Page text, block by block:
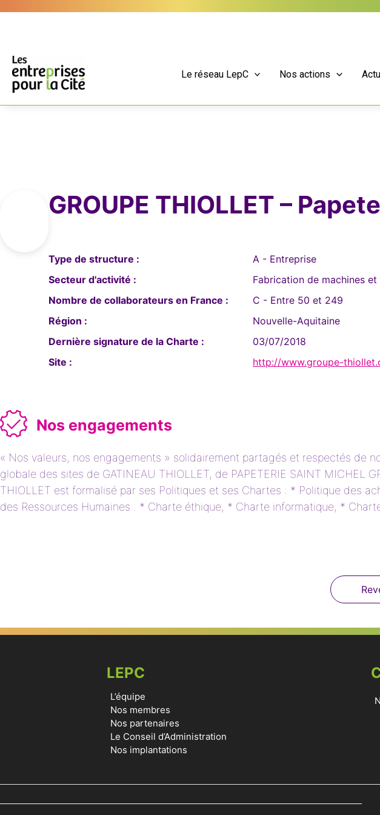
Le réseau LepC Nos actions
GROUPE THIOLLET –
Type de structure :
A - Entreprise
Secteur d'activité :
Fabrication de machines
Nombre de collaborateurs en France :
C - Entre 50 et 249
Région :
Nouvelle-Aquitaine
Dernière signature de la Charte :
03/07/2018
Site :
http://www.groupe-
Nos engagements
« Nos valeurs, nos engagements » solidairement partagés et respectés de
globale des sites de GATINEAU THIOLLET, de PAPETERIE SAINT MICHEL
THIOLLET est formalisé par ses Politiques et ses Chartes : * Politique des
des Ressources Humaines . * Charte éthique, * Charte informatique, *
LEPC
L’équipe
Nos membres
Nos partenaires
Le Conseil d’Administration
Nos implantations